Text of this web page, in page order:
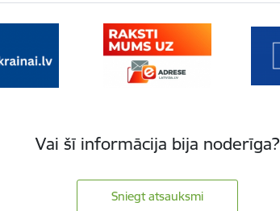
Vai šī informācija bija noderīga?
Sniegt atsauksmi